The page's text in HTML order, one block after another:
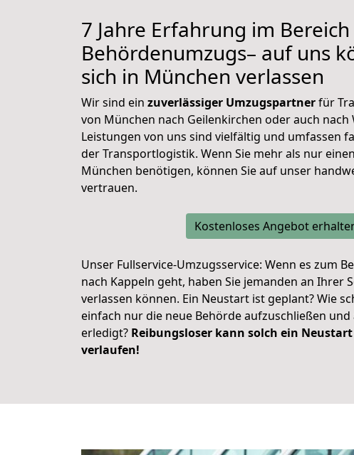
7 Jahre Erfahrung im
Behördenumzugs– auf uns
sich in München verlassen
Wir sind ein zuverlässiger Umzugspartnerfür
von München nach Geilenkirchen oder auch nach
Leistungen von uns sind vielfältig und umfassen
der Transportlogistik. Wenn Sie mehr als nur
München benötigen, können Sie auf unser
vertrauen.
Kostenloses Angebot
Unser Fullservice-Umzugsservice: Wenn es zum
nach Kappeln geht, haben Sie jemanden an Ihrer
verlassen können. Ein Neustart ist geplant? Wie
einfach nur die neue Behörde aufzuschließen und
erledigt? Reibungsloser kann solch ein
verlaufen!